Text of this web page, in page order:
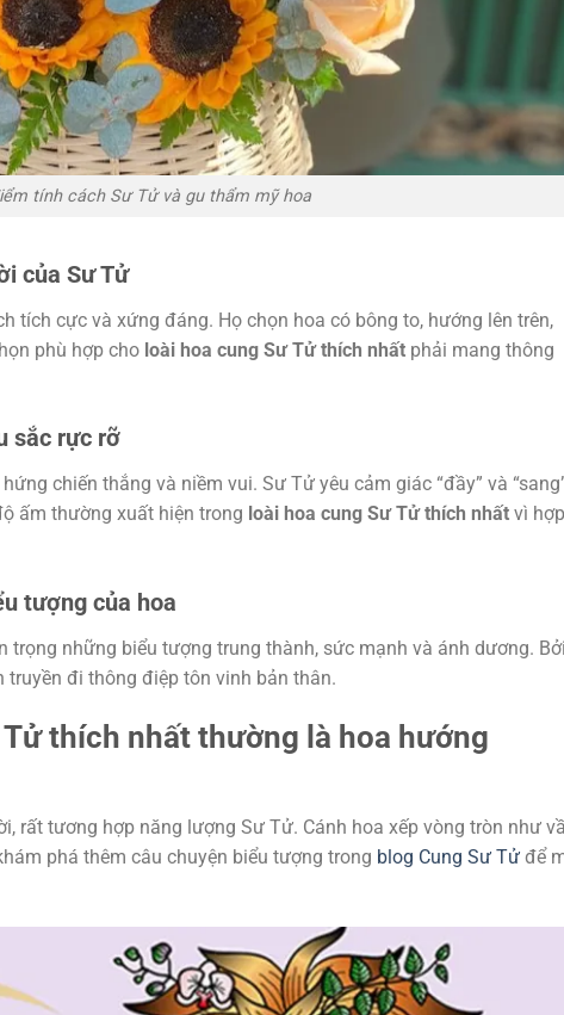
tính cách Sư Tử và gu thẩm mỹ hoa
của Sư Tử
tích cực và xứng đáng. Họ chọn hoa có bông to, hướng lên trên,
phù hợp cho loài hoa cung Sư Tử thích nhất phải mang thông
sắc rực rỡ
chiến thắng và niềm vui. Sư Tử yêu cảm giác “đầy” và
ấm thường xuất hiện trong loài hoa cung Sư Tử thích nhất vì hợp
tượng của hoa
trọng những biểu tượng trung thành, sức mạnh và ánh dương.
truyền đi thông điệp tôn vinh bản thân.
thích nhất thường là hoa hướng
rất tương hợp năng lượng Sư Tử. Cánh hoa xếp vòng tròn như
phá thêm câu chuyện biểu tượng trong blog Cung Sư Tử để